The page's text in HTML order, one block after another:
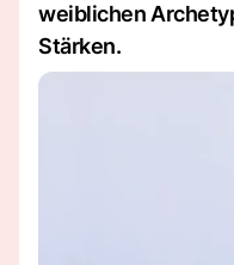
weiblichen
Stärken.